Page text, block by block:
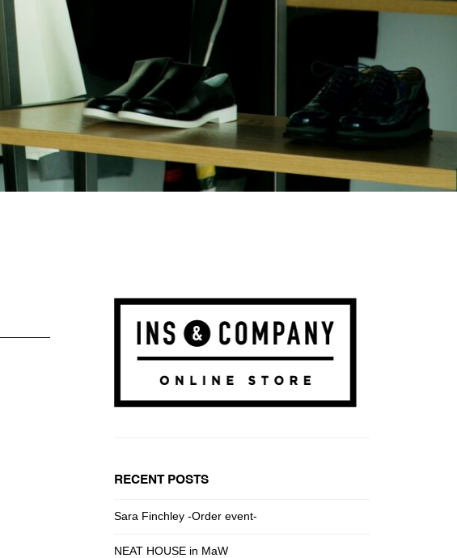
RECENT POSTS
Sara Finchley -Order event-
NEAT HOUSE in MaW